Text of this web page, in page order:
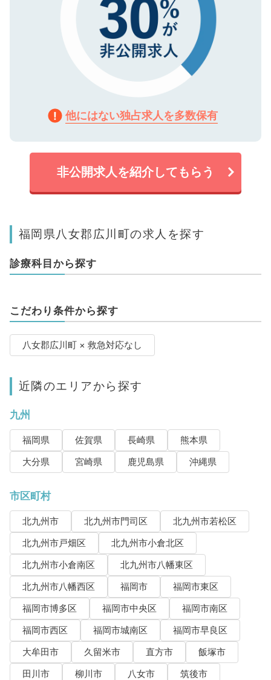
他にはない独占求人を多数保有
非公開求人を紹介してもらう
福岡県八女郡広川町の求人を探す
診療科目から探す
こだわり条件から探す
八女郡広川町 × 救急対応なし
近隣のエリアから探す
九州
福岡県 佐賀県 長崎県
熊本県
大分県
宮崎県 鹿児島県 沖縄県
市区町村
北九州市 北九州市門司区
北九州市若松区
北九州市戸畑区
北九州市小倉北区
北九州市小倉南区
北九州市八幡東区
北九州市八幡西区
福岡市
福岡市東区
福岡市博多区
福岡市中央区
福岡市南区
福岡市西区
福岡市城南区
福岡市早良区
大牟田市
久留米市 直方市
飯塚市
田川市
柳川市 八女市
筑後市